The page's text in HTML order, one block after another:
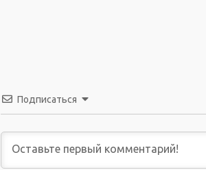
Подписаться